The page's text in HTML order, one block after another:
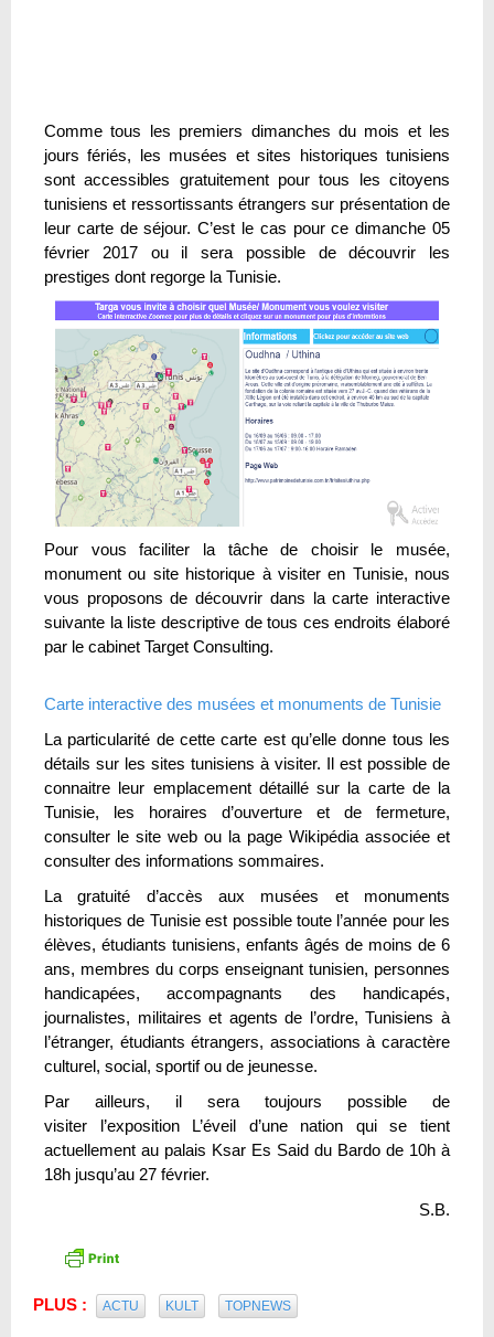
Comme tous les premiers dimanches du mois et les
jours fériés, les musées et sites historiques tunisiens
sont accessibles gratuitement pour tous les citoyens
tunisiens et ressortissants étrangers sur présentation de
leur carte de séjour. C’est le cas pour ce dimanche 05
février 2017 ou il sera possible de découvrir les
prestiges dont regorge la Tunisie.
Pour vous faciliter la tâche de choisir le musée,
monument ou site historique à visiter en Tunisie, nous
vous proposons de découvrir dans la carte interactive
suivante la liste descriptive de tous ces endroits élaboré
par le cabinet Target Consulting.
Carte interactive des musées et monuments de Tunisie
La particularité de cette carte est qu’elle donne tous les
détails sur les sites tunisiens à visiter. Il est possible de
connaitre leur emplacement détaillé sur la carte de la
Tunisie, les horaires d’ouverture et de fermeture,
consulter le site web ou la page Wikipédia associée et
consulter des informations sommaires.
La gratuité d’accès aux musées et monuments
historiques de Tunisie est possible toute l’année pour les
élèves, étudiants tunisiens, enfants âgés de moins de 6
ans, membres du corps enseignant tunisien, personnes
handicapées, accompagnants des handicapés,
journalistes, militaires et agents de l’ordre, Tunisiens à
l’étranger, étudiants étrangers, associations à caractère
culturel, social, sportif ou de jeunesse.
Par ailleurs, il sera toujours possible de
visiter l’exposition L’éveil d’une nation qui se tient
actuellement au palais Ksar Es Said du Bardo de 10h à
18h jusqu’au 27 février.
S.B.
PLUS : ACTU KULT TOPNEWS